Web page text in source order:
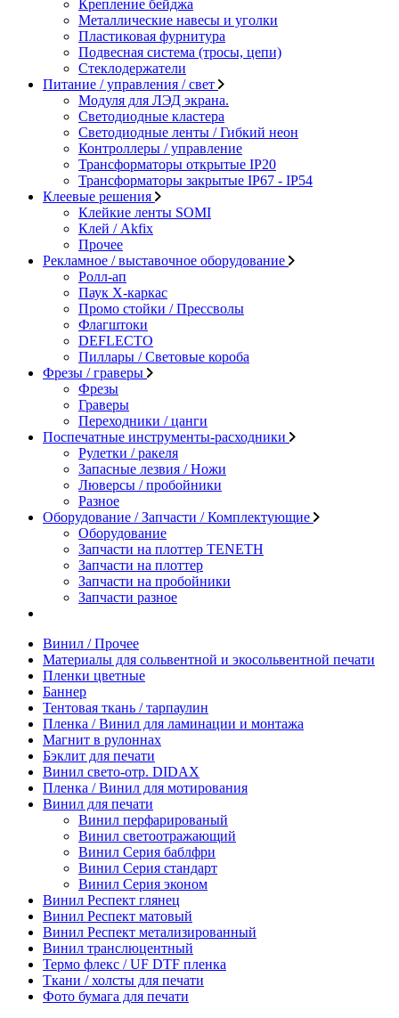
Крепление бейджа
Металлические навесы и уголки
Пластиковая фурнитура
Подвесная система (тросы, цепи)
Стеклодержатели
Питание / управления / свет
Модуля для ЛЭД экрана.
Светодиодные кластера
Светодиодные ленты / Гибкий неон
Контроллеры / управление
Трансформаторы открытые IP20
Трансформаторы закрытые IP67 - IP54
Клеевые решения
Клейкие ленты SOMI
Клей / Akfix
Прочее
Рекламное / выставочное оборудование
Ролл-ап
Паук X-каркас
Промо стойки / Прессволы
Флагштоки
DEFLECTO
Пиллары / Световые короба
Фрезы / граверы
Фрезы
Граверы
Переходники / цанги
Поспечатные инструменты-расходники
Рулетки / ракеля
Запасные лезвия / Ножи
Люверсы / пробойники
Разное
Оборудование / Запчасти / Комплектующие
Оборудование
Запчасти на плоттер TENETH
Запчасти на плоттер
Запчасти на пробойники
Запчасти разное
Винил / Прочее
Материалы для сольвентной и экосольвентной печати
Пленки цветные
Баннер
Тентовая ткань / тарпаулин
Пленка / Винил для ламинации и монтажа
Магнит в рулоннах
Бэклит для печати
Винил свето-отр. DIDAX
Пленка / Винил для мотирования
Винил для печати
Винил перфарированый
Винил светоотражающий
Винил Серия баблфри
Винил Серия стандарт
Винил Серия эконом
Винил Респект глянец
Винил Респект матовый
Винил Респект метализированный
Винил транслюцентный
Термо флекс / UF DTF пленка
Ткани / холсты для печати
Фото бумага для печати